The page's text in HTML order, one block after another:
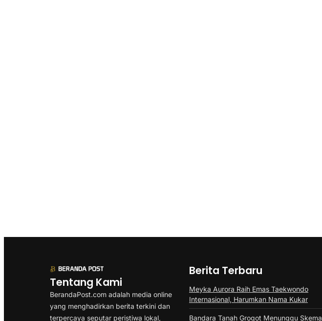
Tentang Kami
BerandaPost.com adalah media online
yang menghadirkan berita terkini dan
terpercaya seputar peristiwa lokal,
Berita Terbaru
Meyka Aurora Raih Emas Taekwondo
Internasional, Harumkan Nama Kukar
Bandara Tanah Grogot Menunggu Skema